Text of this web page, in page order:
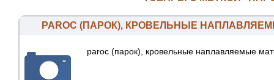
PAROC (ПАРОК), КРОВЕЛЬНЫЕ
paroc (парок), кровельные наплавляемые